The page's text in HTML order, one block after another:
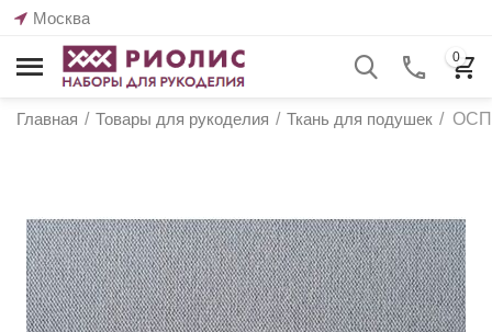
Москва
0
Главная / Товары для рукоделия / Ткань для подушек /